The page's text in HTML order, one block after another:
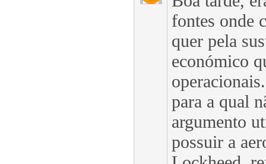
fontes onde
quer pela
económico
para a qual
argumento
possuir a